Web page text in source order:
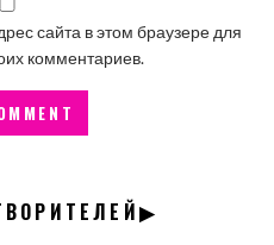
сайта в этом браузере для
комментариев.